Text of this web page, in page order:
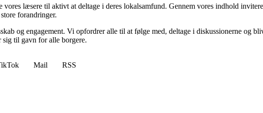
læsere til aktivt at deltage i deres lokalsamfund. Gennem vores indhold
forandringer.
og engagement. Vi opfordrer alle til at følge med, deltage i diskussionerne og
til gavn for alle borgere.
Mail
RSS